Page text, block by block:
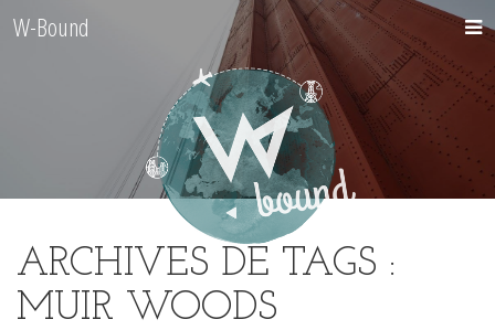
W-Bound
ARCHIVES DE TAGS :
MUIR WOODS